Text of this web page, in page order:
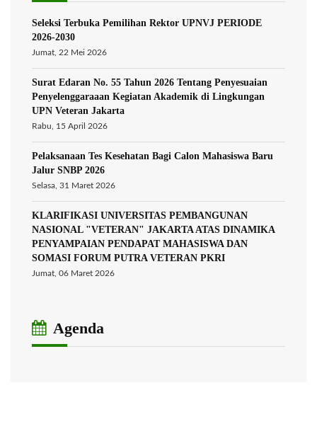
Seleksi Terbuka Pemilihan Rektor UPNVJ PERIODE
2026-2030
Jumat, 22 Mei 2026
Surat Edaran No. 55 Tahun 2026 Tentang Penyesuaian
Penyelenggaraaan Kegiatan Akademik di Lingkungan
UPN Veteran Jakarta
Rabu, 15 April 2026
Pelaksanaan Tes Kesehatan Bagi Calon Mahasiswa Baru
Jalur SNBP 2026
Selasa, 31 Maret 2026
KLARIFIKASI UNIVERSITAS PEMBANGUNAN
NASIONAL "VETERAN" JAKARTA ATAS DINAMIKA
PENYAMPAIAN PENDAPAT MAHASISWA DAN
SOMASI FORUM PUTRA VETERAN PKRI
Jumat, 06 Maret 2026
Agenda